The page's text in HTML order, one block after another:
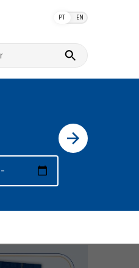
PT EN
site